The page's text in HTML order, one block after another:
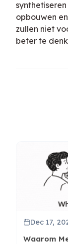
opbouwen
zullen niet
beter te
Dec 17,
Waarom